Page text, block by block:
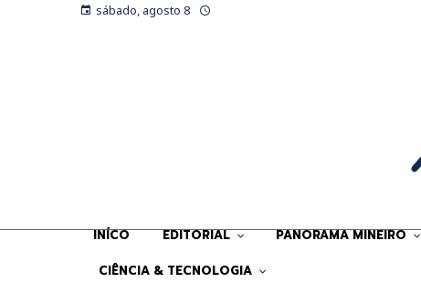
sábado, agosto 8
INÍCO EDITORIAL PANORAMA MINEIRO
CIÊNCIA & TECNOLOGIA